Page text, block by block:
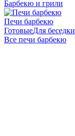
Барбекю и грили
Печи барбекю
ГотовыеДля беседки
Все печи барбекю